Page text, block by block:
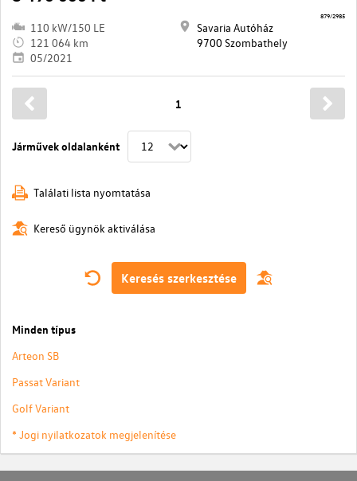
110 kW/150 LE
121 064 km
05/2021
Savaria Autóház
9700 Szombathely
879/2985
Járművek oldalanként
1
Találati lista nyomtatása
Kereső ügynök aktiválása
Keresés szerkesztése
Minden típus
Arteon SB
Passat Variant
Golf Variant
* Jogi nyilatkozatok megjelenítése